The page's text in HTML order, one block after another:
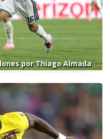
por Thiago Almada